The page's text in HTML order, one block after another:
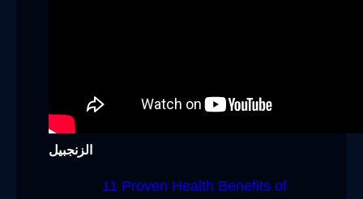
الزنجبيل
11 Proven Health Benefits of